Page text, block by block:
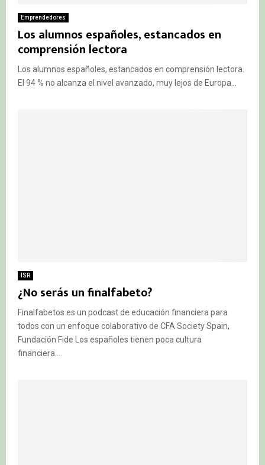
Emprendedores
Los alumnos españoles, estancados en
comprensión lectora
Los alumnos españoles, estancados en comprensión lectora.
El 94 % no alcanza el nivel avanzado, muy lejos de Europa...
ISR
¿No serás un finalfabeto?
Finalfabetos es un podcast de educación financiera para
todos con un enfoque colaborativo de CFA Society Spain,
Fundación Fide Los españoles tienen poca cultura
financiera....